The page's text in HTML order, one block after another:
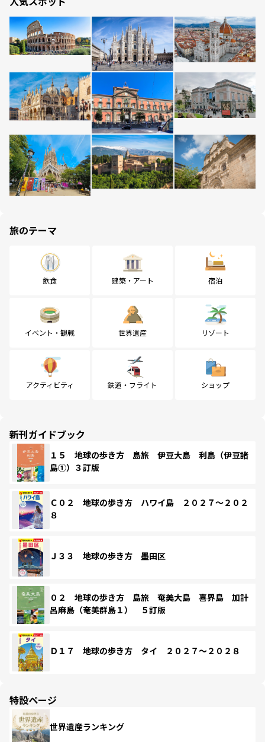
旅のテーマ
飲食 建築・アート 宿泊
イベント・観戦 世界遺産 リゾート
アクティビティ 鉄道・フライト ショップ
新刊ガイドブック
１５ 地球の歩き方 島旅 伊豆大島 利島（伊豆諸
島①）３訂版
Ｃ０２ 地球の歩き方 ハワイ島 ２０２７～２０２
８
Ｊ３３ 地球の歩き方 墨田区
０２ 地球の歩き方 島旅 奄美大島 喜界島 加計
呂麻島（奄美群島１） ５訂版
Ｄ１７ 地球の歩き方 タイ ２０２７～２０２８
特設ページ
世界遺産ランキング